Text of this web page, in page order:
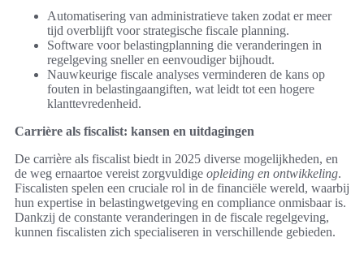
Automatisering van administratieve taken zodat er meer
tijd overblijft voor strategische fiscale planning.
Software voor belastingplanning die veranderingen in
regelgeving sneller en eenvoudiger bijhoudt.
Nauwkeurige fiscale analyses verminderen de kans op
fouten in belastingaangiften, wat leidt tot een hogere
klanttevredenheid.
Carrière als fiscalist: kansen en uitdagingen
De carrière als fiscalist biedt in 2025 diverse mogelijkheden, en
de weg ernaartoe vereist zorgvuldige opleiding en ontwikkeling.
Fiscalisten spelen een cruciale rol in de financiële wereld, waarbij
hun expertise in belastingwetgeving en compliance onmisbaar is.
Dankzij de constante veranderingen in de fiscale regelgeving,
kunnen fiscalisten zich specialiseren in verschillende gebieden.